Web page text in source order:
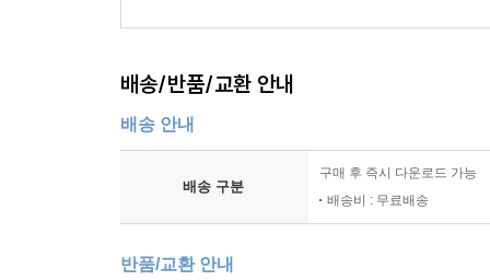
배송/반품/교환 안내
배송 안내
배송 구분
구매 후 즉시 다운로드 가능
배송비 : 무료배송
반품/교환 안내